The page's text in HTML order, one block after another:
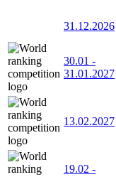
31.12.2026
30.01 -
31.01.2027
13.02.2027
19.02 -